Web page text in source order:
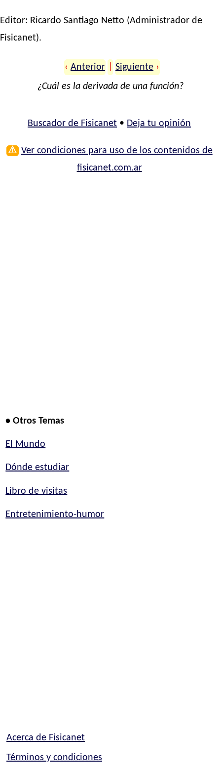
Editor: Ricardo Santiago Netto (Administrador de
Fisicanet).
‹ Anterior Siguiente ›
¿Cuál es la derivada de una función?
Buscador de Fisicanet • Deja tu opinión
⚠ Ver condiciones para uso de los contenidos de
fisicanet.com.ar
• Otros Temas
El Mundo
Dónde estudiar
Libro de visitas
Entretenimiento-humor
Acerca de Fisicanet
Términos y condiciones